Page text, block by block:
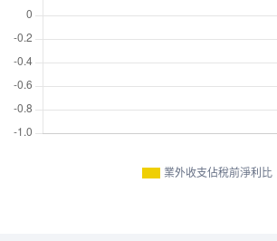
業外收支佔稅前淨利比